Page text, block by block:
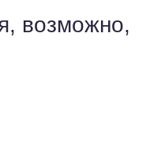
возможно,